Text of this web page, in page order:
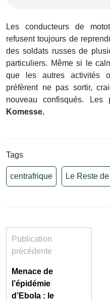
Les conducteurs de
refusent toujours de
des soldats russes de
particuliers. Même si le
que les autres activités
préfèrent ne pas sortir,
nouveau confisqués. Les
Komesse.
Tags
centrafrique Le Reste
Publication
précédente
Menace de
l’épidémie
d’Ebola : le